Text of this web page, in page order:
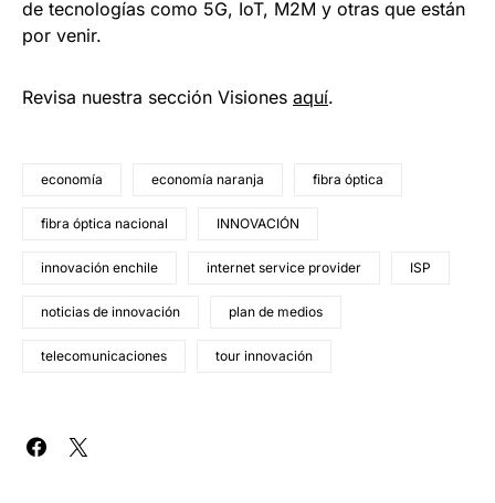
de tecnologías como 5G, IoT, M2M y otras que están
por venir.
Revisa nuestra sección Visiones aquí.
economía economía naranja fibra óptica
fibra óptica nacional INNOVACIÓN
innovación enchile internet service provider ISP
noticias de innovación plan de medios
telecomunicaciones tour innovación